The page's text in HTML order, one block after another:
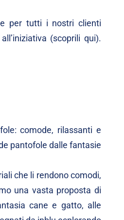
per tutti i nostri clienti
(scopriliqui).
comode, rilassanti e
pantofole dalle fantasie
che li rendono comodi,
una vasta proposta di
cane e gatto, alle